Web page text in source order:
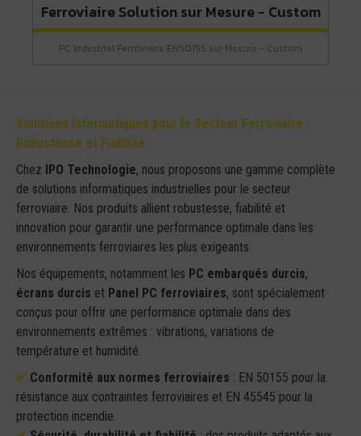
Ferroviaire Solution sur Mesure - Custom
PC industriel Ferroviaire EN50155 sur Mesure - Custom
Solutions Informatiques pour le Secteur Ferroviaire :
Robustesse et Fiabilité
Chez IPO Technologie, nous proposons une gamme complète
de solutions informatiques industrielles pour le secteur
ferroviaire. Nos produits allient robustesse, fiabilité et
innovation pour garantir une performance optimale dans les
environnements ferroviaires les plus exigeants.
Nos équipements, notamment les PC embarqués durcis,
écrans durcis et Panel PC ferroviaires, sont spécialement
conçus pour offrir une performance optimale dans des
environnements extrêmes : vibrations, variations de
température et humidité.
✔ Conformité aux normes ferroviaires : EN 50155 pour la
résistance aux contraintes ferroviaires et EN 45545 pour la
protection incendie.